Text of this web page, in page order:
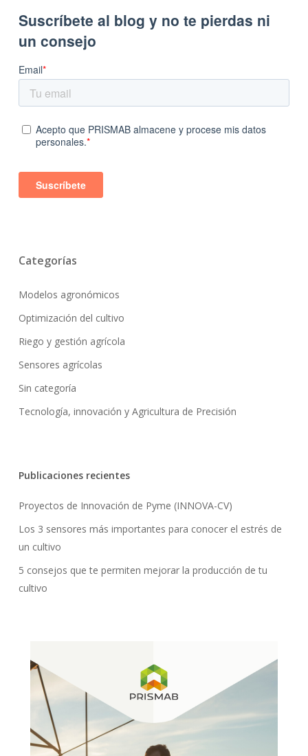
Categorías
Modelos agronómicos
Optimización del cultivo
Riego y gestión agrícola
Sensores agrícolas
Sin categoría
Tecnología, innovación y Agricultura de Precisión
Publicaciones recientes
Proyectos de Innovación de Pyme (INNOVA-CV)
Los 3 sensores más importantes para conocer el estrés de
un cultivo
5 consejos que te permiten mejorar la producción de tu
cultivo